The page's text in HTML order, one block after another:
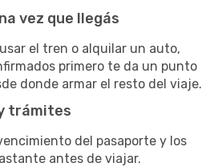
vez que llegás
el tren o alquilar un auto,
primero te da un punto
donde armar el resto del viaje.
trámites
del pasaporte y los
antes de viajar.